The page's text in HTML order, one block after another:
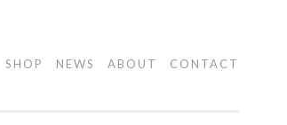
SHOP NEWS ABOUT CONTACT